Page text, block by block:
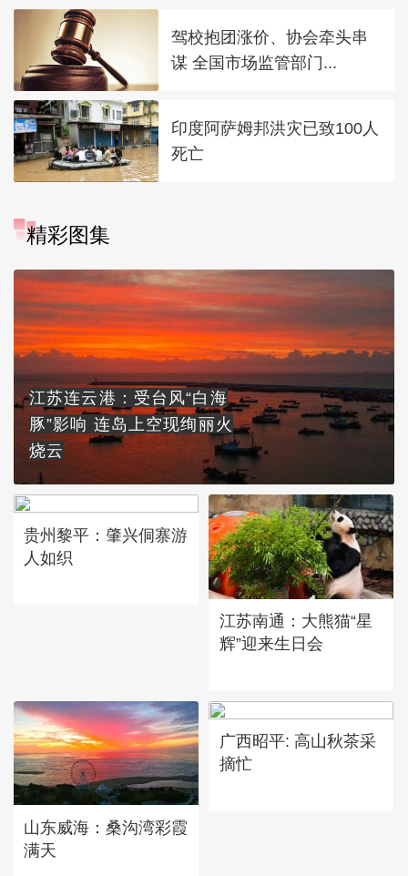
驾校抱团涨价、协会牵头串
谋 全国市场监管部门...
印度阿萨姆邦洪灾已致100人
死亡
精彩图集
江苏连云港：受台风“白海
豚”影响 连岛上空现绚丽火
烧云
贵州黎平：肇兴侗寨游
人如织
江苏南通：大熊猫“星
辉”迎来生日会
山东威海：桑沟湾彩霞
满天
广西昭平: 高山秋茶采
摘忙